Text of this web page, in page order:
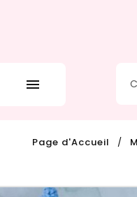

Page d'Accueil